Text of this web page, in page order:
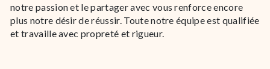
notre passion et le partager avec vous renforce encore
plus notre désir de réussir. Toute notre équipe est qualifiée
et travaille avec propreté et rigueur.